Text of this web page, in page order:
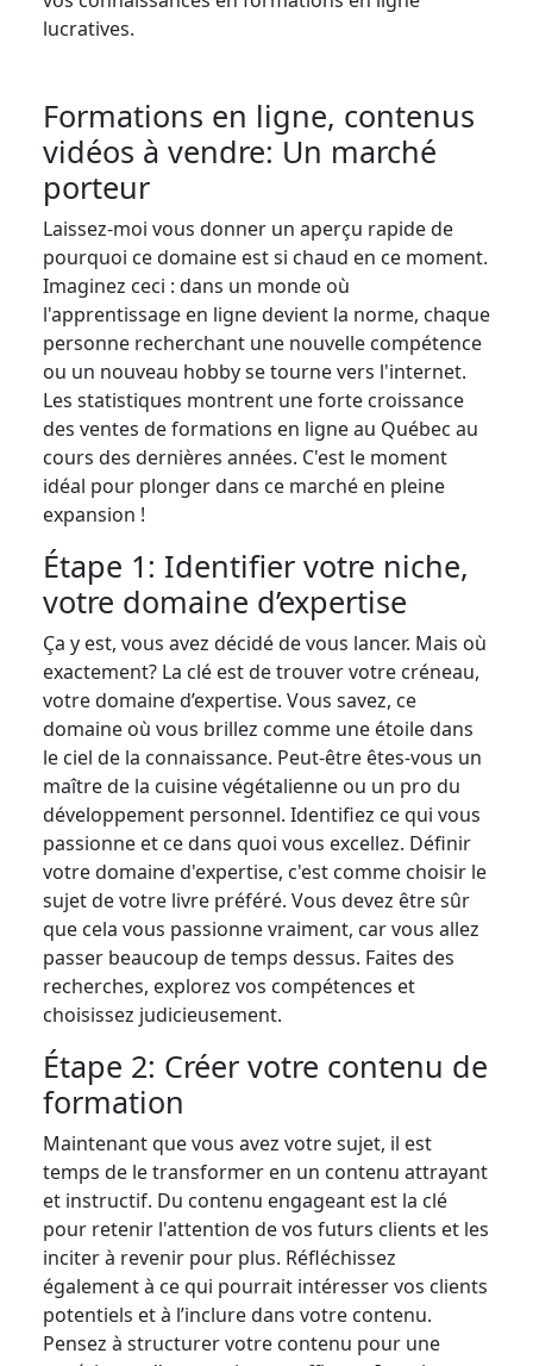
lucratives.
Formations en ligne, contenus
vidéos à vendre: Un marché
porteur
Laissez-moi vous donner un aperçu rapide de
pourquoi ce domaine est si chaud en ce moment.
Imaginez ceci : dans un monde où
l'apprentissage en ligne devient la norme, chaque
personne recherchant une nouvelle compétence
ou un nouveau hobby se tourne vers l'internet.
Les statistiques montrent une forte croissance
des ventes de formations en ligne au Québec au
cours des dernières années. C'est le moment
idéal pour plonger dans ce marché en pleine
expansion !
Étape 1: Identifier votre niche,
votre domaine d’expertise
Ça y est, vous avez décidé de vous lancer. Mais où
exactement? La clé est de trouver votre créneau,
votre domaine d’expertise. Vous savez, ce
domaine où vous brillez comme une étoile dans
le ciel de la connaissance. Peut-être êtes-vous un
maître de la cuisine végétalienne ou un pro du
développement personnel. Identifiez ce qui vous
passionne et ce dans quoi vous excellez. Définir
votre domaine d'expertise, c'est comme choisir le
sujet de votre livre préféré. Vous devez être sûr
que cela vous passionne vraiment, car vous allez
passer beaucoup de temps dessus. Faites des
recherches, explorez vos compétences et
choisissez judicieusement.
Étape 2: Créer votre contenu de
formation
Maintenant que vous avez votre sujet, il est
temps de le transformer en un contenu attrayant
et instructif. Du contenu engageant est la clé
pour retenir l'attention de vos futurs clients et les
inciter à revenir pour plus. Réfléchissez
également à ce qui pourrait intéresser vos clients
potentiels et à l’inclure dans votre contenu.
Pensez à structurer votre contenu pour une